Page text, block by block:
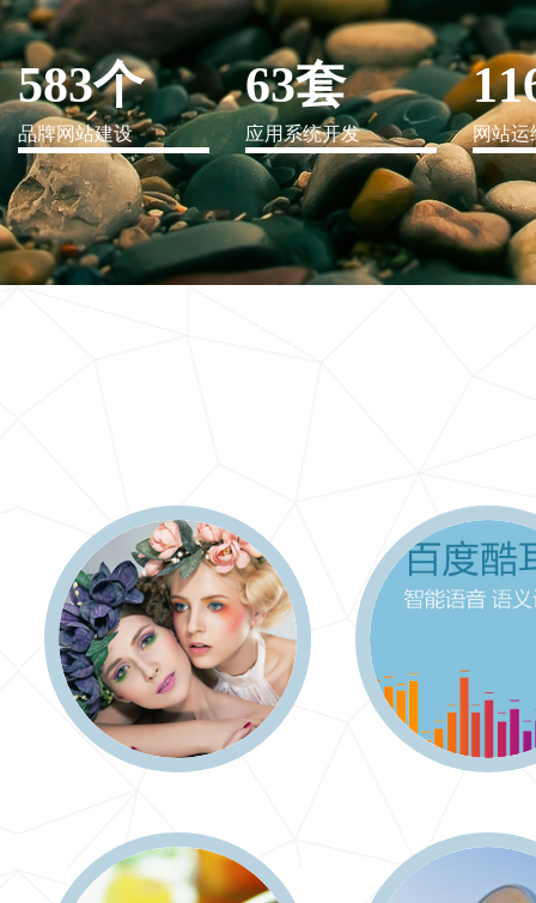
IT行业解决方案
信息爆炸时代，信息传递是否做到更新、更全、更
快
583个
品牌网站建设
63套
应用系统开发 网站运